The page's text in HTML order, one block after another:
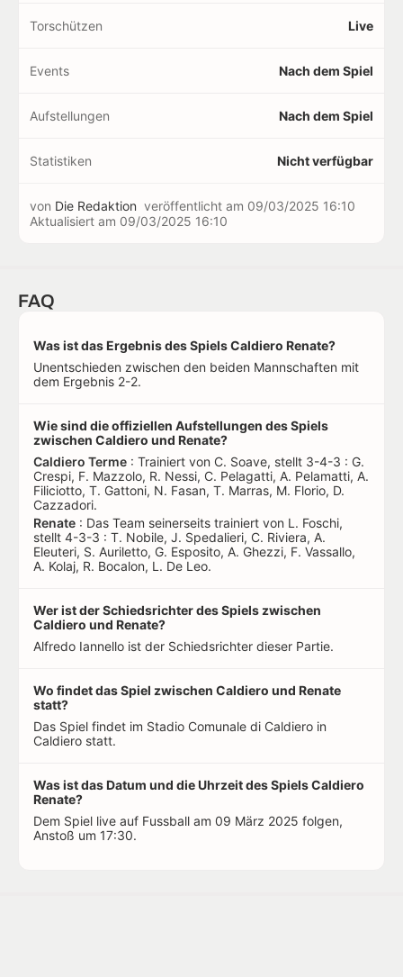
Torschützen Live
Events Nach dem Spiel
Aufstellungen Nach dem Spiel
Statistiken Nicht verfügbar
von Die Redaktion veröffentlicht am 09/03/2025 16:10
Aktualisiert am 09/03/2025 16:10
FAQ
Was ist das Ergebnis des Spiels Caldiero Renate?
Unentschieden zwischen den beiden Mannschaften mit
dem Ergebnis 2-2.
Wie sind die offiziellen Aufstellungen des Spiels
zwischen Caldiero und Renate?
Caldiero Terme : Trainiert von C. Soave, stellt 3-4-3 : G.
Crespi, F. Mazzolo, R. Nessi, C. Pelagatti, A. Pelamatti, A.
Filiciotto, T. Gattoni, N. Fasan, T. Marras, M. Florio, D.
Cazzadori.
Renate : Das Team seinerseits trainiert von L. Foschi,
stellt 4-3-3 : T. Nobile, J. Spedalieri, C. Riviera, A.
Eleuteri, S. Auriletto, G. Esposito, A. Ghezzi, F. Vassallo,
A. Kolaj, R. Bocalon, L. De Leo.
Wer ist der Schiedsrichter des Spiels zwischen
Caldiero und Renate?
Alfredo Iannello ist der Schiedsrichter dieser Partie.
Wo findet das Spiel zwischen Caldiero und Renate
statt?
Das Spiel findet im Stadio Comunale di Caldiero in
Caldiero statt.
Was ist das Datum und die Uhrzeit des Spiels Caldiero
Renate?
Dem Spiel live auf Fussball am 09 März 2025 folgen,
Anstoß um 17:30.